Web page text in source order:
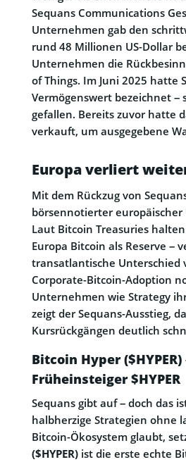
Sequans Communications
Unternehmen gab den
rund 48 Millionen US-Dollar
Unternehmen die
of Things. Im Juni 2025 hatte
Vermögenswert bezeichnet –
gefallen. Bereits zuvor hatte
verkauft, um ausgegebene
Europa verliert
Mit dem Rückzug von
börsennotierter
Laut Bitcoin Treasuries
Europa Bitcoin als Reserve –
transatlantische Unterschied
Corporate-Bitcoin-Adoption
Unternehmen wie Strategy
zeigt der Sequans-Ausstieg,
Kursrückgängen deutlich
Bitcoin Hyper
Früheinsteiger $HYPER
Sequans gibt auf – doch das
halbherzige Strategien ohne
Bitcoin-Ökosystem glaubt,
($HYPER) ist die erste echte